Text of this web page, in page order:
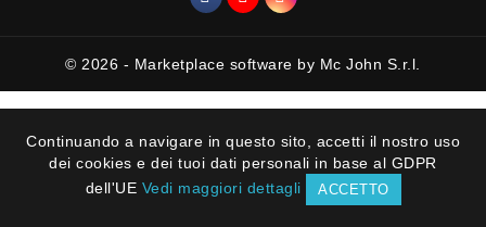
Continuando a navigare in questo sito, accetti il nostro uso
dei cookies e dei tuoi dati personali in base al GDPR
dell'UE Vedi maggiori dettagli ACCETTO
© 2026 - Marketplace software by Mc John S.r.l.